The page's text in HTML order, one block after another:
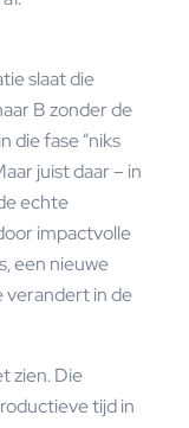
slaat die
B zonder de
die fase “niks
juist daar – in
echte
impactvolle
een nieuwe
verandert in de
zien. Die
tijd in